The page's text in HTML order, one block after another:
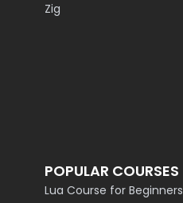
Zig
POPULAR COURSES
Lua Course for Beginners